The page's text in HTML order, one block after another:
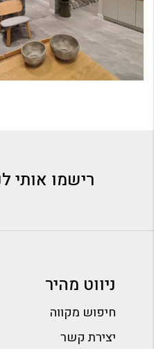
רישמו אותי
ניווט מהיר
חיפוש מקווה
יצירת קשר